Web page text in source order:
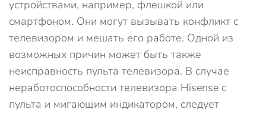
устройствами, например, флешкой или
смартфоном. Они могут вызывать конфликт с
телевизором и мешать его работе. Одной из
возможных причин может быть также
неисправность пульта телевизора. В случае
неработоспособности телевизора Hisense с
пульта и мигающим индикатором, следует